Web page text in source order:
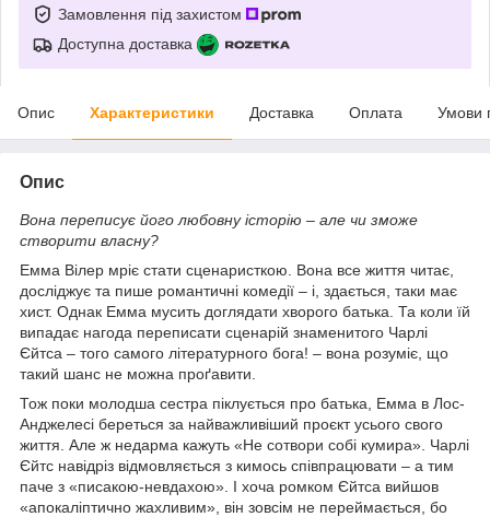
Замовлення під захистом
Доступна доставка
Опис Характеристики Доставка Оплата Умови
Опис
Вона переписує його любовну історію – але чи зможе
створити власну?
Емма Вілер мріє стати сценаристкою. Вона все життя читає,
досліджує та пише романтичні комедії – і, здається, таки має
хист. Однак Емма мусить доглядати хворого батька. Та коли їй
випадає нагода переписати сценарій знаменитого Чарлі
Єйтса – того самого літературного бога! – вона розуміє, що
такий шанс не можна проґавити.
Тож поки молодша сестра піклується про батька, Емма в Лос-
Анджелесі береться за найважливіший проєкт усього свого
життя. Але ж недарма кажуть «Не сотвори собі кумира». Чарлі
Єйтс навідріз відмовляється з кимось співпрацювати – а тим
паче з «писакою-невдахою». І хоча ромком Єйтса вийшов
«апокаліптично жахливим», він зовсім не переймається, бо